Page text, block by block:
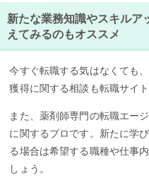
新たな業務知識やスキルア
えてみるのもオススメ
今すぐ転職する気はなくても
獲得に関する相談も転職サイ
また、薬剤師専門の転職エー
に関するプロです。新たに学
る場合は希望する職種や仕事
しょう。